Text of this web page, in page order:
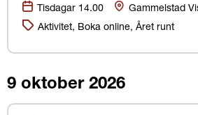
Datum:
Tisdagar 14.00 Plats
Gammelstad
Kategorier:
Aktivitet, Boka online, Året runt
9 oktober 2026